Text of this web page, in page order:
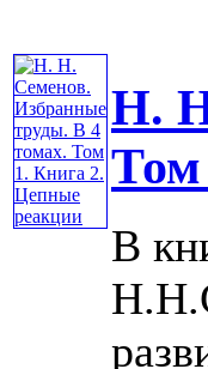
Н.
Том
В